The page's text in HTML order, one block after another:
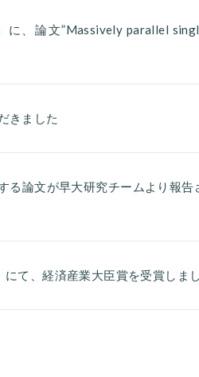
、論文”Massively parallel
きました
論文が早大研究チームより報告
て、経済産業大臣賞を受賞しま